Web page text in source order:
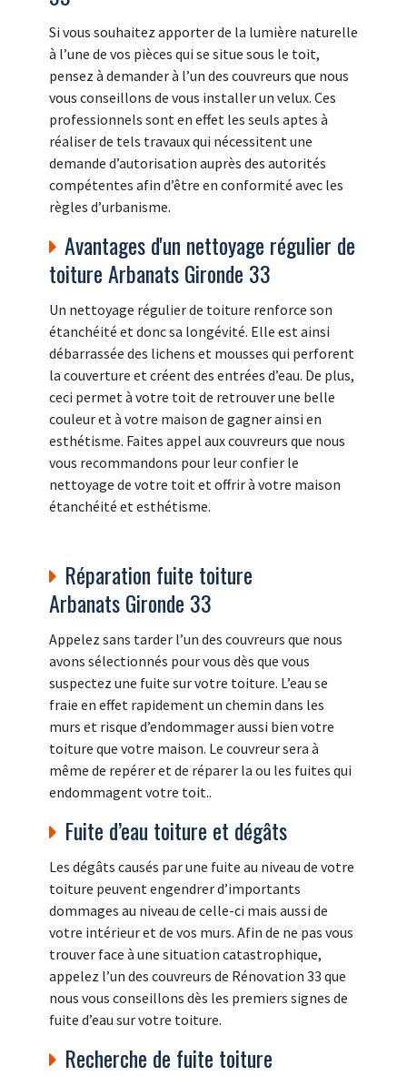
Si vous souhaitez apporter de la lumière naturelle
à l’une de vos pièces qui se situe sous le toit,
pensez à demander à l’un des couvreurs que nous
vous conseillons de vous installer un velux. Ces
professionnels sont en effet les seuls aptes à
réaliser de tels travaux qui nécessitent une
demande d’autorisation auprès des autorités
compétentes afin d’être en conformité avec les
règles d’urbanisme.
Avantages d'un nettoyage régulier de
toiture Arbanats Gironde 33
Un nettoyage régulier de toiture renforce son
étanchéité et donc sa longévité. Elle est ainsi
débarrassée des lichens et mousses qui perforent
la couverture et créent des entrées d’eau. De plus,
ceci permet à votre toit de retrouver une belle
couleur et à votre maison de gagner ainsi en
esthétisme. Faites appel aux couvreurs que nous
vous recommandons pour leur confier le
nettoyage de votre toit et offrir à votre maison
étanchéité et esthétisme.
Réparation fuite toiture
Arbanats Gironde 33
Appelez sans tarder l’un des couvreurs que nous
avons sélectionnés pour vous dès que vous
suspectez une fuite sur votre toiture. L’eau se
fraie en effet rapidement un chemin dans les
murs et risque d’endommager aussi bien votre
toiture que votre maison. Le couvreur sera à
même de repérer et de réparer la ou les fuites qui
endommagent votre toit..
Fuite d’eau toiture et dégâts
Les dégâts causés par une fuite au niveau de votre
toiture peuvent engendrer d’importants
dommages au niveau de celle-ci mais aussi de
votre intérieur et de vos murs. Afin de ne pas vous
trouver face à une situation catastrophique,
appelez l’un des couvreurs de Rénovation 33 que
nous vous conseillons dès les premiers signes de
fuite d’eau sur votre toiture.
Recherche de fuite toiture